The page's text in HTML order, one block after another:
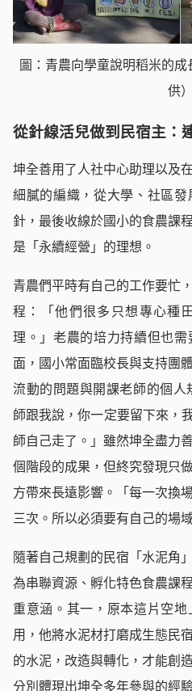
圖：青農向學童說明稻米的
供）
從針線活兒做到民宿主：
坤全善用了人社中心助理以及
細膩的編織，從大學、社區
針，最後收線於國小的食農課
是「永續經營」的理想。
青農們平時有自己的工作要忙
程：「他們很多只想專心種
理。」老農的培力持續但也
面，國小常面臨校長與支持團
流動的問題與開課老師的個
師跟我說，你一定要留下來，
師自己走了。」雖然坤全盡力
個階段的成果，但終究發現只
方帶來長遠影響。「每一次換
三次。所以必須要有自己的場域
隨著自己規劃的民宿「水泥角
為串聯資源、孵化特色食農課
重意涵。其一，原本這片空
用，他將水泥材打磨成生態民
的水泥，改造與轉化，才能創
分別體現出坤全多年參與的經